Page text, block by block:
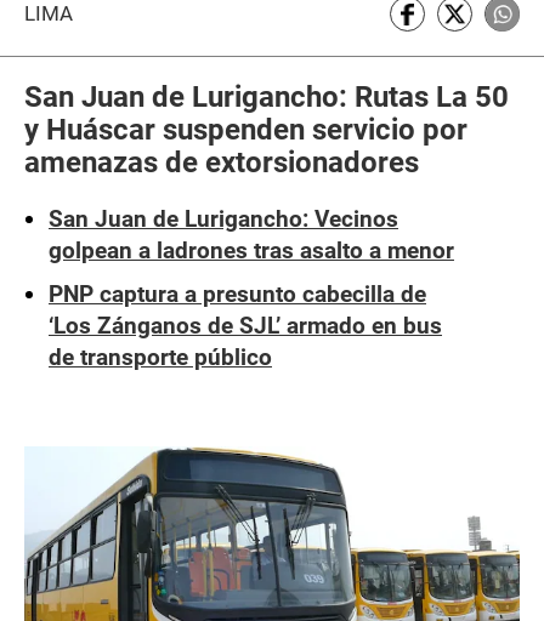
LIMA
San Juan de Lurigancho: Rutas La 50
y Huáscar suspenden servicio por
amenazas de extorsionadores
San Juan de Lurigancho: Vecinos
golpean a ladrones tras asalto a menor
PNP captura a presunto cabecilla de
‘Los Zánganos de SJL’ armado en bus
de transporte público